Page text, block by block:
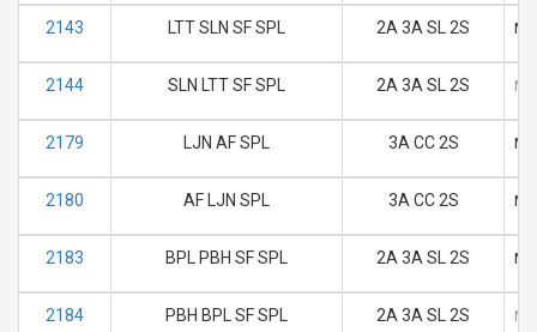
2143 LTT SLN SF SPL 2A 3A SL 2S M
2144 SLN LTT SF SPL 2A 3A SL 2S M
2179 LJN AF SPL 3A CC 2S M
2180 AF LJN SPL 3A CC 2S M
2183 BPL PBH SF SPL 2A 3A SL 2S M
2184 PBH BPL SF SPL 2A 3A SL 2S M